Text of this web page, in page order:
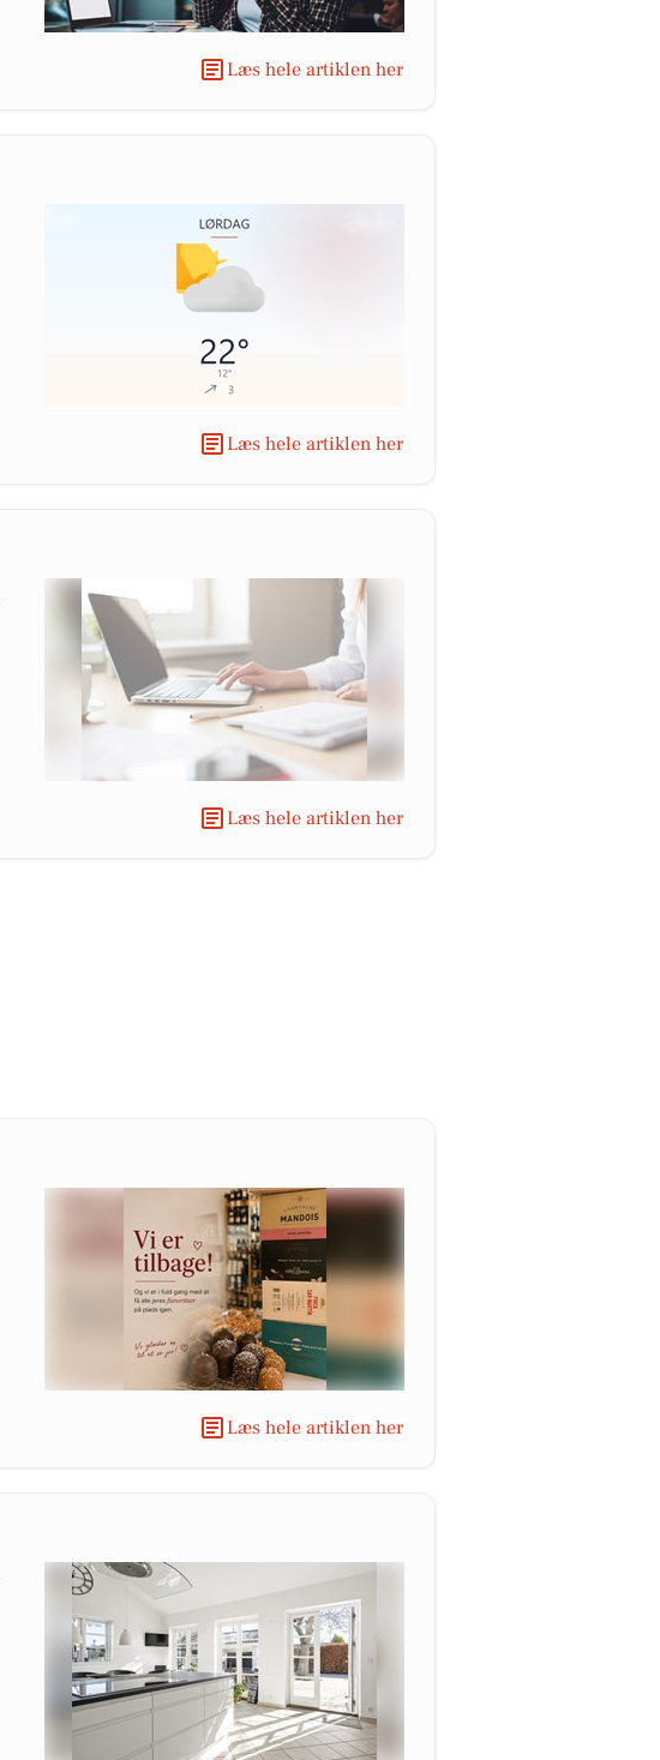
Læs hele artiklen her
Læs hele artiklen her
Læs hele artiklen her
Læs hele artiklen her